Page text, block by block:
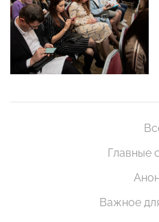
Главные
Важное